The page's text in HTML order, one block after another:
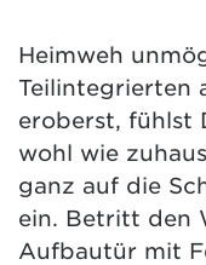
Heimweh
Teilintegrierten
eroberst, fühlst
wohl wie
ganz auf die
ein. Betritt den
Aufbautür mit